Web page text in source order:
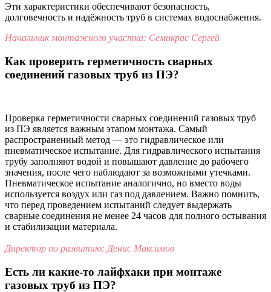
Эти характеристики обеспечивают безопасность,
долговечность и надёжность труб в системах водоснабжения.
Начальник монтажного участка: Семикрас Сергей
Как проверить герметичность сварных
соединений газовых труб из ПЭ?
Проверка герметичности сварных соединений газовых труб
из ПЭ является важным этапом монтажа. Самый
распространенный метод — это гидравлическое или
пневматическое испытание. Для гидравлического испытания
трубу заполняют водой и повышают давление до рабочего
значения, после чего наблюдают за возможными утечками.
Пневматическое испытание аналогично, но вместо воды
используется воздух или газ под давлением. Важно помнить,
что перед проведением испытаний следует выдержать
сварные соединения не менее 24 часов для полного остывания
и стабилизации материала.
Директор по развитию: Денис Максимов
Есть ли какие-то лайфхаки при монтаже
газовых труб из ПЭ?